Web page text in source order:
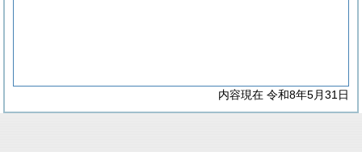
内容現在 令和8年5月31日